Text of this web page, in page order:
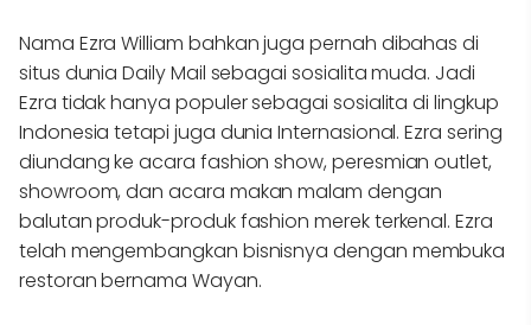
Nama Ezra William bahkan juga pernah dibahas di
situs dunia Daily Mail sebagai sosialita muda. Jadi
Ezra tidak hanya populer sebagai sosialita di lingkup
Indonesia tetapi juga dunia Internasional. Ezra sering
diundang ke acara fashion show, peresmian outlet,
showroom, dan acara makan malam dengan
balutan produk-produk fashion merek terkenal. Ezra
telah mengembangkan bisnisnya dengan membuka
restoran bernama Wayan.